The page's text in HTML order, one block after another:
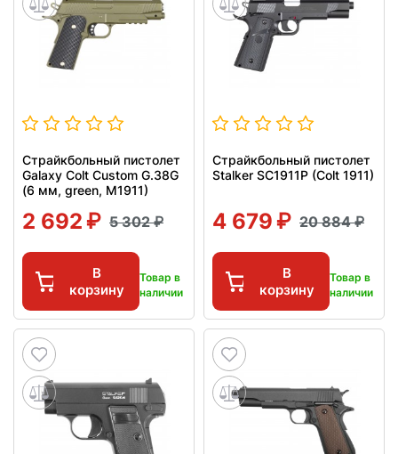
Страйкбольный пистолет
Galaxy Colt Custom G.38G
(6 мм, green, M1911)
2 692 5 302
В
корзину
Товар в
наличии
Страйкбольный пистолет
Stalker SC1911P (Colt 1911)
4 679 20 884
В
корзину
Товар в
наличии